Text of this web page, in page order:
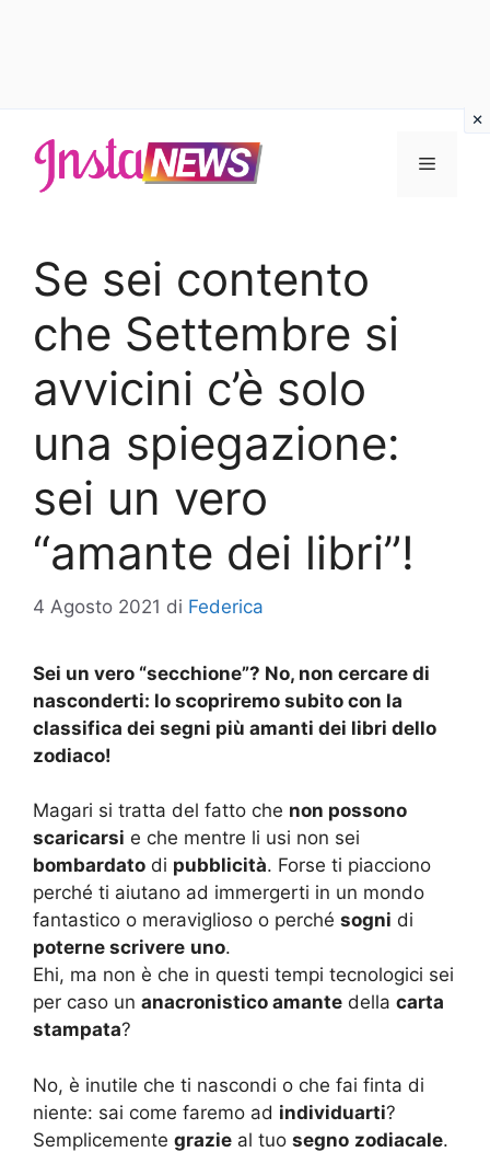
contenuto
Menu
Se sei contento
che Settembre si
avvicini c’è solo
una spiegazione:
sei un vero
“amante dei libri”!
4 Agosto 2021 di Federica
Sei un vero “secchione”? No, non cercare di
nasconderti: lo scopriremo subito con la
classifica dei segni più amanti dei libri dello
zodiaco!
Magari si tratta del fatto che non possono
scaricarsi e che mentre li usi non sei
bombardato di pubblicità. Forse ti piacciono
perché ti aiutano ad immergerti in un mondo
fantastico o meraviglioso o perché sogni di
poterne scrivere uno.
Ehi, ma non è che in questi tempi tecnologici sei
per caso un anacronistico amante della carta
stampata?
No, è inutile che ti nascondi o che fai finta di
niente: sai come faremo ad individuarti?
Semplicemente grazie al tuo segno zodiacale.